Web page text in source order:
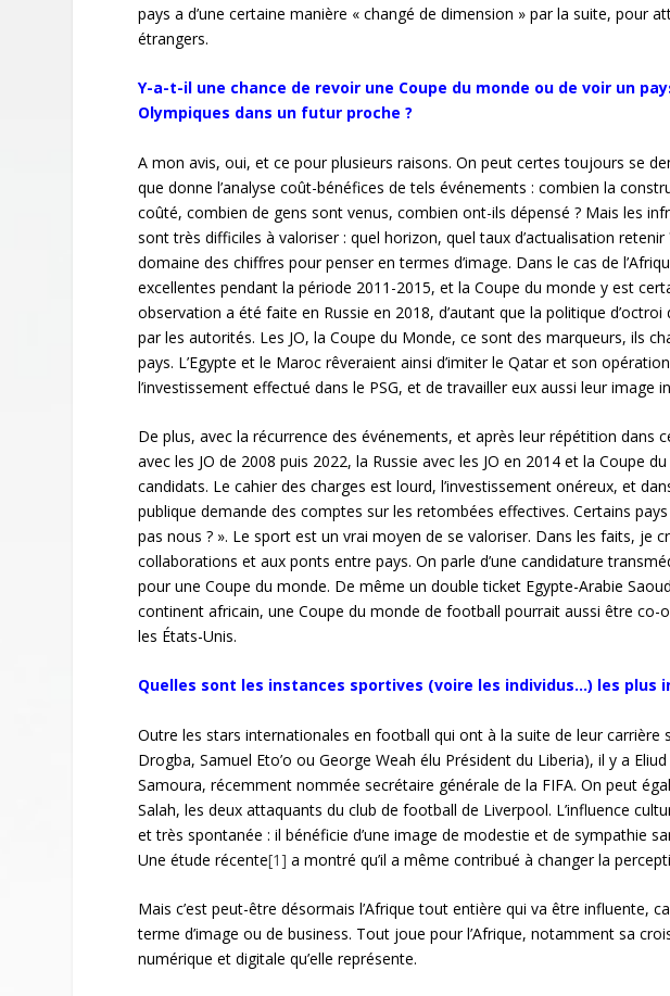
pays a d’une certaine manière « changé de dimension » par la suite, pour
étrangers.
Y-a-t-il une chance de revoir une Coupe du monde ou de voir un
Olympiques dans un futur proche?
A mon avis, oui, et ce pour plusieurs raisons. On peut certes toujours se
que donne l’analyse coût-bénéfices de tels événements : combien la
coûté, combien de gens sont venus, combien ont-ils dépensé ? Mais les
sont très difficiles à valoriser : quel horizon, quel taux d’actualisation
domaine des chiffres pour penser en termes d’image. Dans le cas de
excellentes pendant la période 2011-2015, et la Coupe du monde y est
observation a été faite en Russie en 2018, d’autant que la politique
par les autorités. Les JO, la Coupe du Monde, ce sont des marqueurs, ils
pays. L’Egypte et le Maroc rêveraient ainsi d’imiter le Qatar et son
l’investissement effectué dans le PSG, et de travailler eux aussi leur image
De plus, avec la récurrence des événements, et après leur répétition dans
avec les JO de 2008 puis 2022, la Russie avec les JO en 2014 et la Coupe
candidats. Le cahier des charges est lourd, l’investissement onéreux, et
publique demande des comptes sur les retombées effectives. Certains
pas nous ? ». Le sport est un vrai moyen de se valoriser. Dans les faits, je
collaborations et aux ponts entre pays. On parle d’une candidature
pour une Coupe du monde. De même un double ticket Egypte-Arabie
continent africain, une Coupe du monde de football pourrait aussi être co-
les États-Unis.
Quelles sont les instances sportives (voire les individus…) les plus
Outre les stars internationales en football qui ont à la suite de leur
Drogba, Samuel Eto’o ou George Weah élu Président du Liberia), il y a
Samoura, récemment nommée secrétaire générale de la FIFA. On peut
Salah, les deux attaquants du club de football de Liverpool. L’influence
et très spontanée : il bénéficie d’une image de modestie et de sympathie
Une étude récente[1] a montré qu’il a même contribué à changer la
Mais c’est peut-être désormais l’Afrique tout entière qui va être influente,
terme d’image ou de business. Tout joue pour l’Afrique, notamment sa
numérique et digitale qu’elle représente.